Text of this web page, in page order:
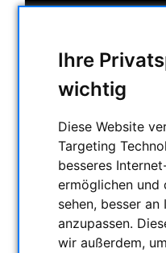
Ihre
wichtig
Diese Website
Targeting
besseres
ermöglichen und
sehen, besser
anzupassen.
wir außerdem,
NACHTSICHTGERÄTE ,
ENTFERNUNGSMESSER
AKTUELLE ANGEBOTE
SECONDHAND &
APM PRODUKTE
ASTROEINSTIEG
SONNENBEOBACHTUNG
FERNGLÄSER,